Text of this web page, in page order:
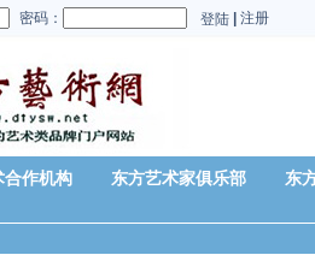
密码： 登陆| 注册
合作机构 东方艺术家俱乐部 东